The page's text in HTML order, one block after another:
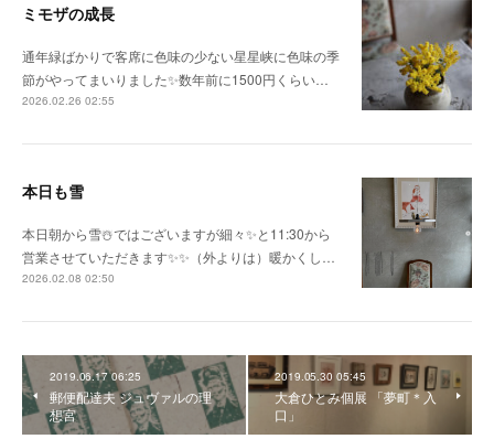
ミモザの成長
通年緑ばかりで客席に色味の少ない星星峡に色味の季
節がやってまいりました✨数年前に1500円くらい…
2026.02.26 02:55
本日も雪
本日朝から雪☃️ではございますが細々✨と11:30から
営業させていただきます✨✨（外よりは）暖かくし…
2026.02.08 02:50
2019.06.17 06:25
郵便配達夫 ジュヴァルの理
想宮
2019.05.30 05:45
大倉ひとみ個展 「夢町＊入
口」